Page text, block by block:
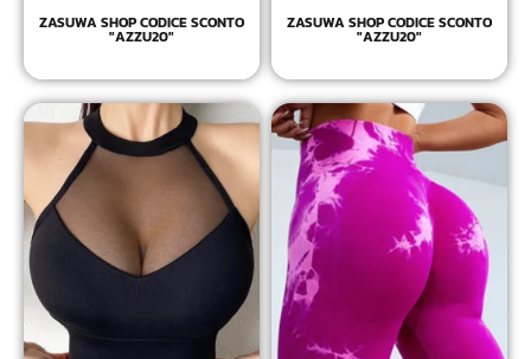
ZASUWA SHOP CODICE SCONTO
"AZZU20"
ZASUWA SHOP CODICE SCONTO
"AZZU20"